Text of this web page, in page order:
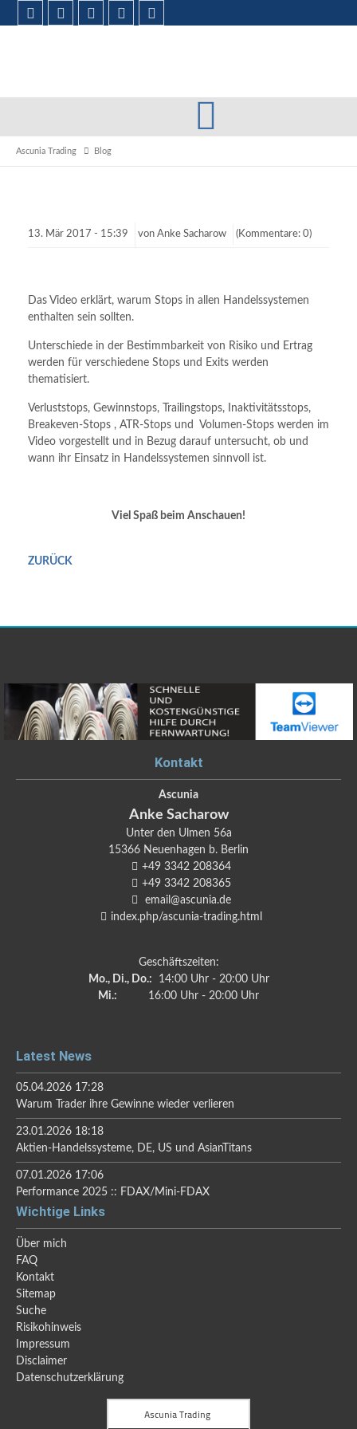
Ascunia Trading Blog
13. Mär 2017 - 15:39 von Anke Sacharow (Kommentare: 0)
Das Video erklärt, warum Stops in allen Handelssystemen
enthalten sein sollten.
Unterschiede in der Bestimmbarkeit von Risiko und Ertrag
werden für verschiedene Stops und Exits werden
thematisiert.
Verluststops, Gewinnstops, Trailingstops, Inaktivitätsstops,
Breakeven-Stops , ATR-Stops und Volumen-Stops werden im
Video vorgestellt und in Bezug darauf untersucht, ob und
wann ihr Einsatz in Handelssystemen sinnvoll ist.
Viel Spaß beim Anschauen!
ZURÜCK
Kontakt
Ascunia
Anke Sacharow
Unter den Ulmen 56a
15366 Neuenhagen b. Berlin
+49 3342 208364
+49 3342 208365
email@ascunia.de
index.php/ascunia-trading.html
Geschäftszeiten:
Mo., Di., Do.: 14:00 Uhr - 20:00 Uhr
Mi.:
16:00 Uhr - 20:00 Uhr
Latest News
05.04.2026 17:28
Warum Trader ihre Gewinne wieder verlieren
23.01.2026 18:18
Aktien-Handelssysteme, DE, US und AsianTitans
07.01.2026 17:06
Performance 2025 :: FDAX/Mini-FDAX
Wichtige Links
Über mich
FAQ
Kontakt
Sitemap
Suche
Risikohinweis
Impressum
Disclaimer
Datenschutzerklärung